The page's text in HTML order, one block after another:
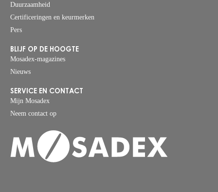
Duurzaamheid
Certificeringen en keurmerken
Pers
BLIJF OP DE HOOGTE
Mosadex-magazines
Nieuws
SERVICE EN CONTACT
Mijn Mosadex
Neem contact op